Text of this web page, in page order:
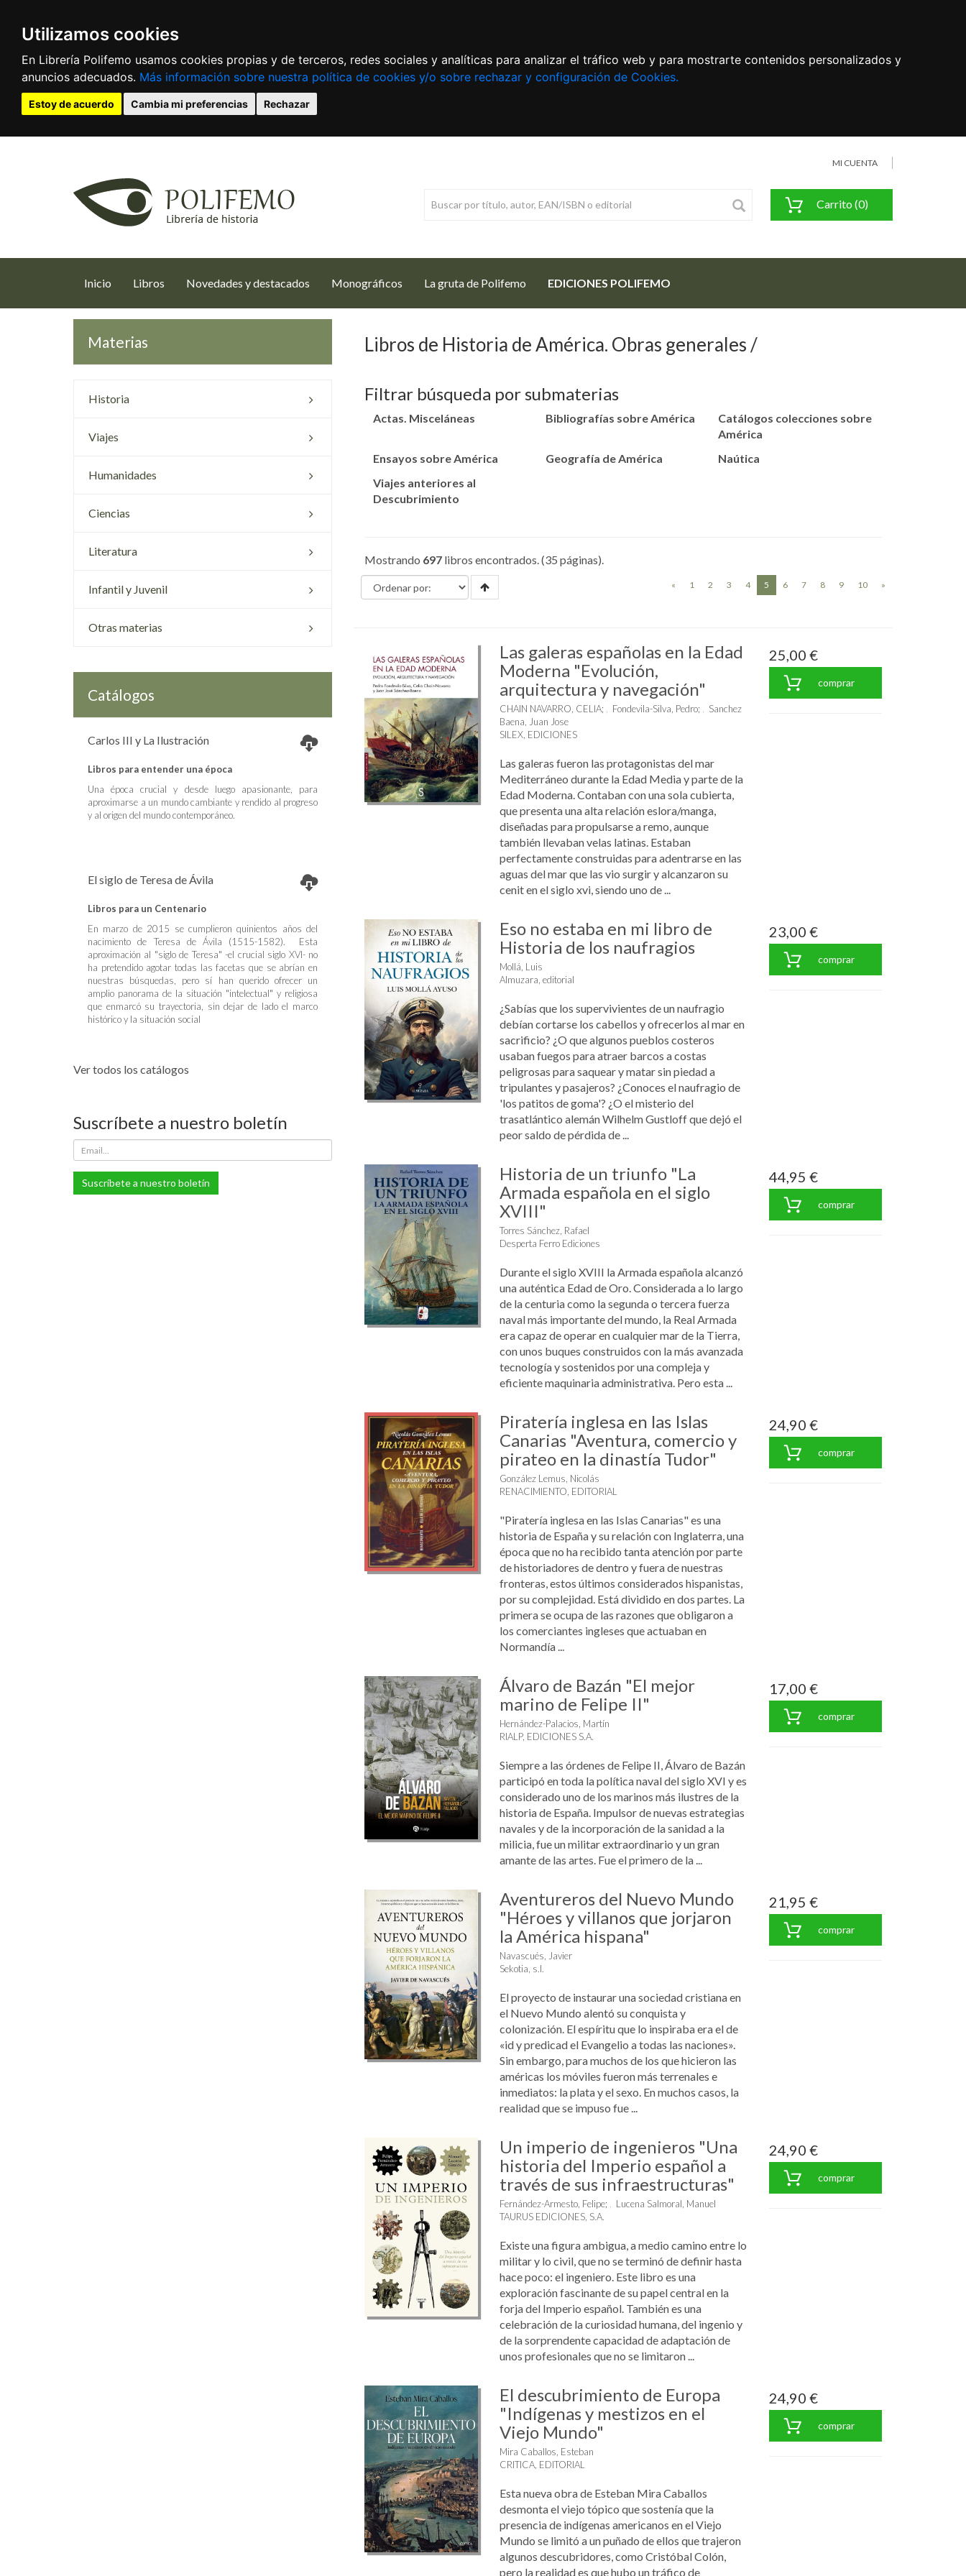
Utilizamos cookies
En Librería Polifemo usamos cookies propias y de terceros, redes sociales y analíticas para analizar el tráfico web y para mostrarte contenidos personalizados y
anuncios adecuados. Más información sobre nuestra política de cookies y/o sobre rechazar y configuración de Cookies.
Estoy de acuerdo Cambia mi preferencias Rechazar
MI CUENTA
Carrito (0)
Inicio (current)
Libros Novedades y destacados Monográficos La gruta de Polifemo EDICIONES POLIFEMO
Materias
Historia
Viajes
Humanidades
Ciencias
Literatura
Infantil y Juvenil
Otras materias
Catálogos
Carlos III y La Ilustración
Libros para entender una época
Una época crucial y desde luego apasionante, para
aproximarse a un mundo cambiante y rendido al progreso
y al origen del mundo contemporáneo.
El siglo de Teresa de Ávila
Libros para un Centenario
En marzo de 2015 se cumplieron quinientos años del
nacimiento de Teresa de Ávila (1515-1582). Esta
aproximación al "siglo de Teresa" -el crucial siglo XVI- no
ha pretendido agotar todas las facetas que se abrían en
nuestras búsquedas, pero sí han querido ofrecer un
amplio panorama de la situación "intelectual" y religiosa
que enmarcó su trayectoria, sin dejar de lado el marco
histórico y la situación social
Ver todos los catálogos
Suscríbete a nuestro boletín
Suscríbete a nuestro boletín
Libros de Historia de América. Obras generales
Filtrar búsqueda por submaterias
Actas. Misceláneas Bibliografías sobre América
Catálogos colecciones sobre
América
Ensayos sobre América
Geografía de América
Naútica
Viajes anteriores al
Descubrimiento
Mostrando 697 libros encontrados. (35 páginas).
« 1 2 3 4 5 (current)
6 7 8 9 10 »
Las galeras españolas en la Edad
Moderna "Evolución,
arquitectura y navegación"
CHAIN NAVARRO, CELIA; Fondevila-Silva, Pedro;
Sanchez
Baena, Juan Jose
SILEX, EDICIONES
Las galeras fueron las protagonistas del mar
Mediterráneo durante la Edad Media y parte de la
Edad Moderna. Contaban con una sola cubierta,
que presenta una alta relación eslora/manga,
diseñadas para propulsarse a remo, aunque
también llevaban velas latinas. Estaban
perfectamente construidas para adentrarse en las
aguas del mar que las vio surgir y alcanzaron su
cenit en el siglo xvi, siendo uno de ...
25,00 €
comprar
Eso no estaba en mi libro de
Historia de los naufragios
Mollá, Luis
Almuzara, editorial
¿Sabías que los supervivientes de un naufragio
debían cortarse los cabellos y ofrecerlos al mar en
sacrificio? ¿O que algunos pueblos costeros
usaban fuegos para atraer barcos a costas
peligrosas para saquear y matar sin piedad a
tripulantes y pasajeros? ¿Conoces el naufragio de
'los patitos de goma'? ¿O el misterio del
trasatlántico alemán Wilhelm Gustloff que dejó el
peor saldo de pérdida de ...
23,00 €
comprar
Historia de un triunfo "La
Armada española en el siglo
XVIII"
Torres Sánchez, Rafael
Desperta Ferro Ediciones
Durante el siglo XVIII la Armada española alcanzó
una auténtica Edad de Oro. Considerada a lo largo
de la centuria como la segunda o tercera fuerza
naval más importante del mundo, la Real Armada
era capaz de operar en cualquier mar de la Tierra,
con unos buques construidos con la más avanzada
tecnología y sostenidos por una compleja y
eficiente maquinaria administrativa. Pero esta ...
44,95 €
comprar
Piratería inglesa en las Islas
Canarias "Aventura, comercio y
pirateo en la dinastía Tudor"
González Lemus, Nicolás
RENACIMIENTO, EDITORIAL
"Piratería inglesa en las Islas Canarias" es una
historia de España y su relación con Inglaterra, una
época que no ha recibido tanta atención por parte
de historiadores de dentro y fuera de nuestras
fronteras, estos últimos considerados hispanistas,
por su complejidad. Está dividido en dos partes. La
primera se ocupa de las razones que obligaron a
los comerciantes ingleses que actuaban en
Normandía ...
24,90 €
comprar
Álvaro de Bazán "El mejor
marino de Felipe II"
Hernández-Palacios, Martín
RIALP, EDICIONES S.A.
Siempre a las órdenes de Felipe II, Álvaro de Bazán
participó en toda la política naval del siglo XVI y es
considerado uno de los marinos más ilustres de la
historia de España. Impulsor de nuevas estrategias
navales y de la incorporación de la sanidad a la
milicia, fue un militar extraordinario y un gran
amante de las artes. Fue el primero de la ...
17,00 €
comprar
Aventureros del Nuevo Mundo
"Héroes y villanos que jorjaron
la América hispana"
Navascués, Javier
Sekotia, s.l.
El proyecto de instaurar una sociedad cristiana en
el Nuevo Mundo alentó su conquista y
colonización. El espíritu que lo inspiraba era el de
«id y predicad el Evangelio a todas las naciones».
Sin embargo, para muchos de los que hicieron las
américas los móviles fueron más terrenales e
inmediatos: la plata y el sexo. En muchos casos, la
realidad que se impuso fue ...
21,95 €
comprar
Un imperio de ingenieros "Una
historia del Imperio español a
través de sus infraestructuras"
Fernández-Armesto, Felipe;
Lucena Salmoral, Manuel
TAURUS EDICIONES, S.A.
Existe una figura ambigua, a medio camino entre lo
militar y lo civil, que no se terminó de definir hasta
hace poco: el ingeniero. Este libro es una
exploración fascinante de su papel central en la
forja del Imperio español. También es una
celebración de la curiosidad humana, del ingenio y
de la sorprendente capacidad de adaptación de
unos profesionales que no se limitaron ...
24,90 €
comprar
El descubrimiento de Europa
"Indígenas y mestizos en el
Viejo Mundo"
Mira Caballos, Esteban
CRITICA, EDITORIAL
Esta nueva obra de Esteban Mira Caballos
desmonta el viejo tópico que sostenía que la
presencia de indígenas americanos en el Viejo
Mundo se limitó a un puñado de ellos que trajeron
algunos descubridores, como Cristóbal Colón,
pero la realidad es que hubo un tráfico de
24,90 €
comprar